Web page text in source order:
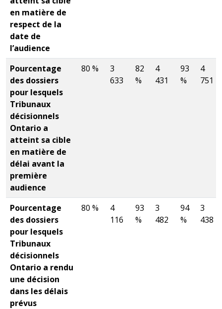
en matière de
respect de la
date de
l’audience
Pourcentage
des dossiers
pour lesquels
Tribunaux
décisionnels
Ontario a
atteint sa cible
en matière de
délai avant la
première
audience
80 %
3
633
82
%
4
431
93
%
4
751
Pourcentage
des dossiers
pour lesquels
Tribunaux
décisionnels
Ontario a rendu
une décision
dans les délais
prévus
80 %
4
116
93
%
3
482
94
%
3
438